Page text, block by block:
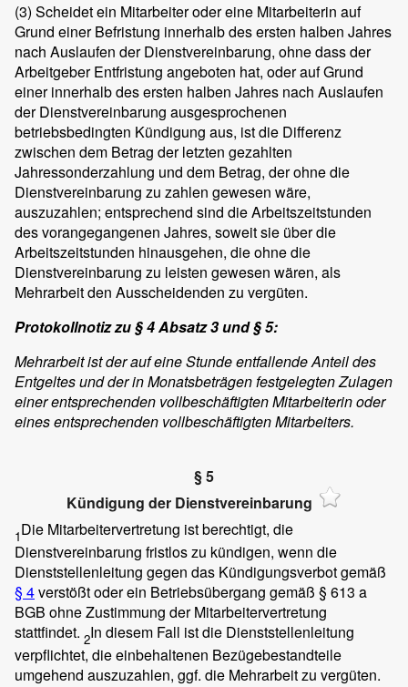
(3) Scheidet ein Mitarbeiter oder eine Mitarbeiterin auf
Grund einer Befristung innerhalb des ersten halben Jahres
nach Auslaufen der Dienstvereinbarung, ohne dass der
Arbeitgeber Entfristung angeboten hat, oder auf Grund
einer innerhalb des ersten halben Jahres nach Auslaufen
der Dienstvereinbarung ausgesprochenen
betriebsbedingten Kündigung aus, ist die Differenz
zwischen dem Betrag der letzten gezahlten
Jahressonderzahlung und dem Betrag, der ohne die
Dienstvereinbarung zu zahlen gewesen wäre,
auszuzahlen; entsprechend sind die Arbeitszeitstunden
des vorangegangenen Jahres, soweit sie über die
Arbeitszeitstunden hinausgehen, die ohne die
Dienstvereinbarung zu leisten gewesen wären, als
Mehrarbeit den Ausscheidenden zu vergüten.
Protokollnotiz zu § 4 Absatz 3 und § 5:
Mehrarbeit ist der auf eine Stunde entfallende Anteil des
Entgeltes und der in Monatsbeträgen festgelegten Zulagen
einer entsprechenden vollbeschäftigten Mitarbeiterin oder
eines entsprechenden vollbeschäftigten Mitarbeiters.
§ 5
Kündigung der Dienstvereinbarung
1Die Mitarbeitervertretung ist berechtigt, die
Dienstvereinbarung fristlos zu kündigen, wenn die
Dienststellenleitung gegen das Kündigungsverbot gemäß
§ 4verstößt oder ein Betriebsübergang gemäß § 613 a
BGB ohne Zustimmung der Mitarbeitervertretung
stattfindet. 2In diesem Fall ist die Dienststellenleitung
verpflichtet, die einbehaltenen Bezügebestandteile
umgehend auszuzahlen, ggf. die Mehrarbeit zu vergüten.